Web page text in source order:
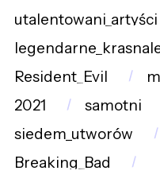
utalentowani_artyści
Resident_Evil
2021
samotni
siedem_utworów
Breaking_Bad